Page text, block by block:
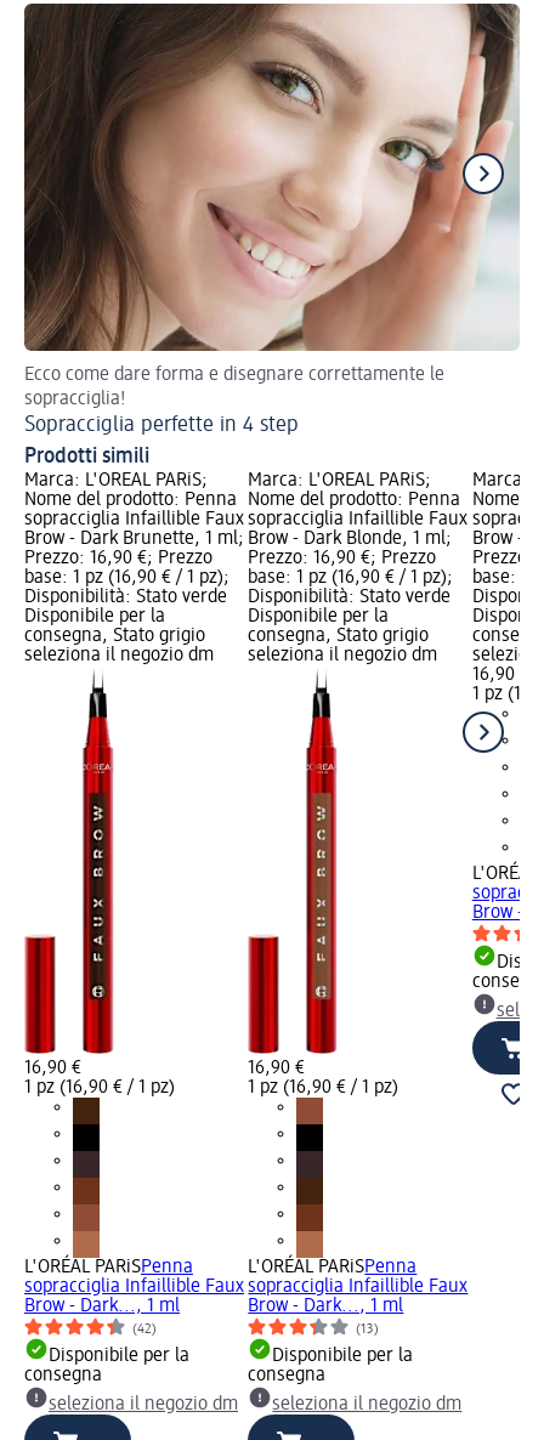
Ecco come dare forma e disegnare correttamente le
sopracciglia!
Sopracciglia perfette in 4 step
Prodotti simili
Marca: L'ORÉAL PARiS;
Nome del prodotto: Penna
sopracciglia Infaillible Faux
Brow - Dark Brunette, 1 ml;
Prezzo: 16,90 €; Prezzo
base: 1 pz (16,90 € / 1 pz);
Disponibilità: Stato verde
Disponibile per la
consegna, Stato grigio
seleziona il negozio dm
16,90 €
1 pz (16,90 € / 1 pz)
L'ORÉAL PARiSPenna
sopracciglia Infaillible Faux
Brow - Dark..., 1 ml
(42)
Disponibile per la
consegna
seleziona il negozio dm
Marca: L'ORÉAL PARiS;
Nome del prodotto: Penna
sopracciglia Infaillible Faux
Brow - Dark Blonde, 1 ml;
Prezzo: 16,90 €; Prezzo
base: 1 pz (16,90 € / 1 pz);
Disponibilità: Stato verde
Disponibile per la
consegna, Stato grigio
seleziona il negozio dm
16,90 €
1 pz (16,90 € / 1 pz)
L'ORÉAL PARiSPenna
sopracciglia Infaillible Faux
Brow - Dark..., 1 ml
(13)
Disponibile per la
consegna
seleziona il negozio dm
Marca:
Nome
Brow -
Prezzo:
base: 1
16,90 €
1 pz
L'ORÉAL
Brow -